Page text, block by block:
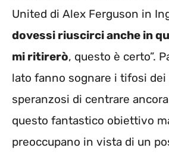
United di Alex Ferguson in
dovessi riuscirci anche in
mi ritirerò, questo è certo”.
lato fanno sognare i tifosi dei
speranzosi di centrare
questo fantastico obiettivo
preoccupano in vista di un